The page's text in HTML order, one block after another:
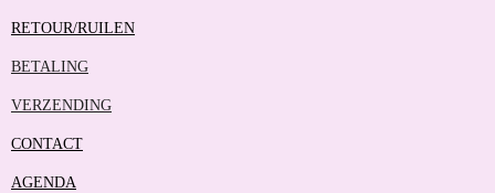
RETOUR/RUILEN
BETALING
VERZENDING
CONTACT
AGENDA